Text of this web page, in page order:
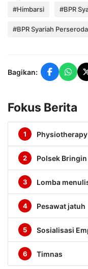
#Himbarsi #BPR
#BPR Syariah
Bagikan:
Fokus Berita
1
2 Polsek Bringin
3 Lomba
4 Pesawat jatuh
5 Sosialisasi
6 Timnas